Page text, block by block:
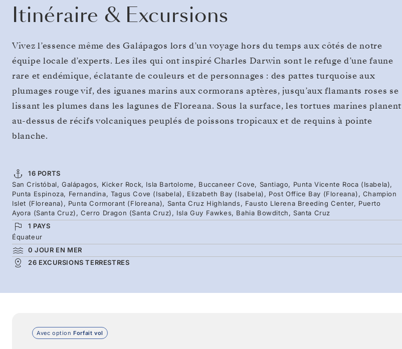
Itinéraire & Excursions
Vivez l’essence même des Galápagos lors d’un voyage hors du temps aux côtés de notre
équipe locale d’experts. Les îles qui ont inspiré Charles Darwin sont le refuge d’une faune
rare et endémique, éclatante de couleurs et de personnages : des pattes turquoise aux
plumages rouge vif, des iguanes marins aux cormorans aptères, jusqu’aux flamants roses se
lissant les plumes dans les lagunes de Floreana. Sous la surface, les tortues marines planent
au-dessus de récifs volcaniques peuplés de poissons tropicaux et de requins à pointe
blanche.
16 PORTS
San Cristóbal, Galápagos, Kicker Rock, Isla Bartolome, Buccaneer Cove, Santiago, Punta Vicente Roca (Isabela),
Punta Espinoza, Fernandina, Tagus Cove (Isabela), Elizabeth Bay (Isabela), Post Office Bay (Floreana), Champion
Islet (Floreana), Punta Cormorant (Floreana), Santa Cruz Highlands, Fausto Llerena Breeding Center, Puerto
Ayora (Santa Cruz), Cerro Dragon (Santa Cruz), Isla Guy Fawkes, Bahia Bowditch, Santa Cruz
1 PAYS
Équateur
0 JOUR EN MER
26 EXCURSIONS TERRESTRES
Avec option Forfait vol